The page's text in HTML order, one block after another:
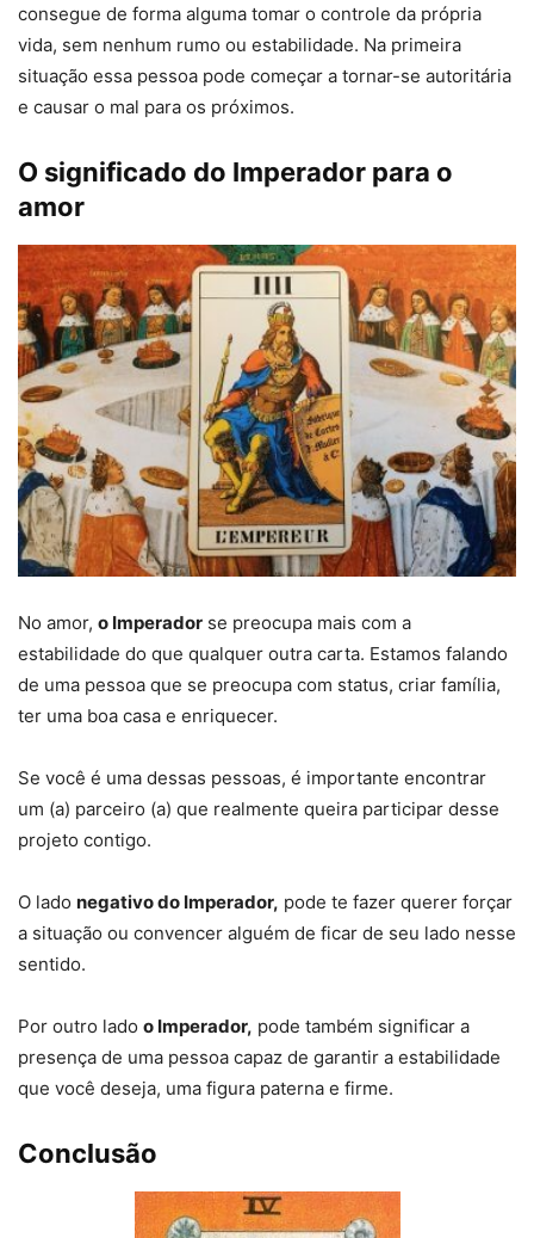
consegue de forma alguma tomar o controle da própria
vida, sem nenhum rumo ou estabilidade. Na primeira
situação essa pessoa pode começar a tornar-se autoritária
e causar o mal para os próximos.
O significado do Imperador para o
amor
No amor, o Imperador se preocupa mais com a
estabilidade do que qualquer outra carta. Estamos falando
de uma pessoa que se preocupa com status, criar família,
ter uma boa casa e enriquecer.
Se você é uma dessas pessoas, é importante encontrar
um (a) parceiro (a) que realmente queira participar desse
projeto contigo.
O lado negativo do Imperador, pode te fazer querer forçar
a situação ou convencer alguém de ficar de seu lado nesse
sentido.
Por outro lado o Imperador, pode também significar a
presença de uma pessoa capaz de garantir a estabilidade
que você deseja, uma figura paterna e firme.
Conclusão